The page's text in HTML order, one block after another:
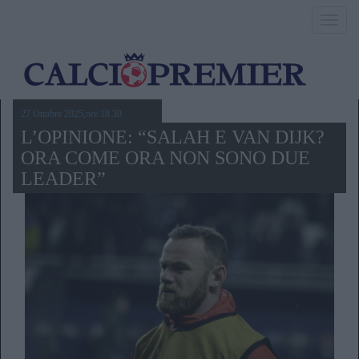
27 Ottobre 2025,ore 18.30
L’OPINIONE: “SALAH E VAN DIJK?
ORA COME ORA NON SONO DUE
LEADER”